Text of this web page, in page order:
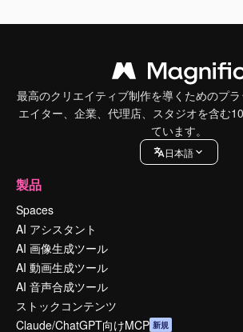
最高のクリエイティブ制作を導くためのプ
エイター、企業、代理店、スタジオを含む
ています。
日本語
製品
Spaces
AI アシスタント
AI 画像生成ツール
AI 動画生成ツール
AI 音声合成ツール
ストックコンテンツ
Claude/ChatGPT向けMCP 新規